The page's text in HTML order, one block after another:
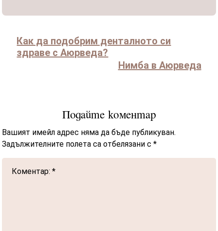
Как да подобрим денталното си
здраве с Аюрведа?
Нимба в Аюрведа
Подайте коментар
Вашият имейл адрес няма да бъде публикуван.
Задължителните полета са отбелязани с*